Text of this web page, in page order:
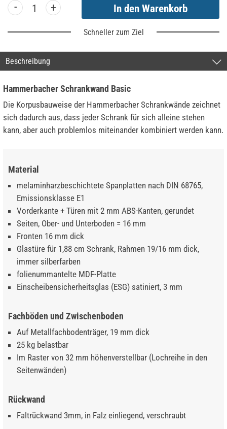
- +
Schneller zum Ziel
Beschreibung
Hammerbacher Schrankwand Basic
Die Korpusbauweise der Hammerbacher Schrankwände zeichnet
sich dadurch aus, dass jeder Schrank für sich alleine stehen
kann, aber auch problemlos miteinander kombiniert werden kann.
Material
melaminharzbeschichtete Spanplatten nach DIN 68765,
Emissionsklasse E1
Vorderkante + Türen mit 2 mm ABS-Kanten, gerundet
Seiten, Ober- und Unterboden = 16 mm
Fronten 16 mm dick
Glastüre für 1,88 cm Schrank, Rahmen 19/16 mm dick,
immer silberfarben
folienummantelte MDF-Platte
Einscheibensicherheitsglas (ESG) satiniert, 3 mm
Fachböden und Zwischenboden
Auf Metallfachbodenträger, 19 mm dick
25 kg belastbar
Im Raster von 32 mm höhenverstellbar (Lochreihe in den
Seitenwänden)
Rückwand
Faltrückwand 3mm, in Falz einliegend, verschraubt